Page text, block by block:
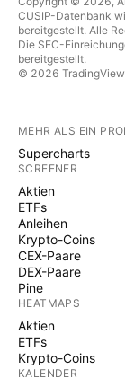
CUSIP-Datenbank
bereitgestellt. Alle
Die SEC-
bereitgestellt.
© 2026
MEHR ALS EIN
Supercharts
SCREENER
Aktien
ETFs
Anleihen
Krypto-Coins
CEX-Paare
DEX-Paare
Pine
HEATMAPS
Aktien
ETFs
Krypto-Coins
KALENDER